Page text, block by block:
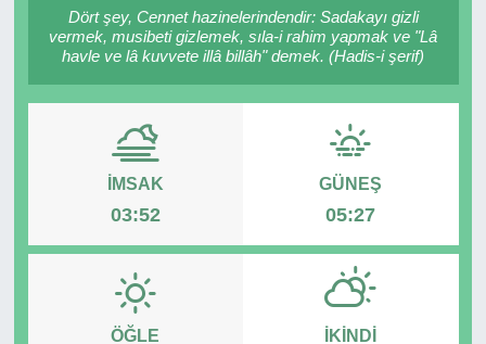
Dört şey, Cennet hazinelerindendir: Sadakayı gizli
vermek, musibeti gizlemek, sıla-i rahim yapmak ve "Lâ
havle ve lâ kuvvete illâ billâh" demek. (Hadis-i şerif)
İMSAK
03:52
GÜNEŞ
05:27
ÖĞLE İKINDI
SPOR
YAŞAM
BİLİM - TEKNOLOJİ
KADIN
KÜLTÜR SANAT